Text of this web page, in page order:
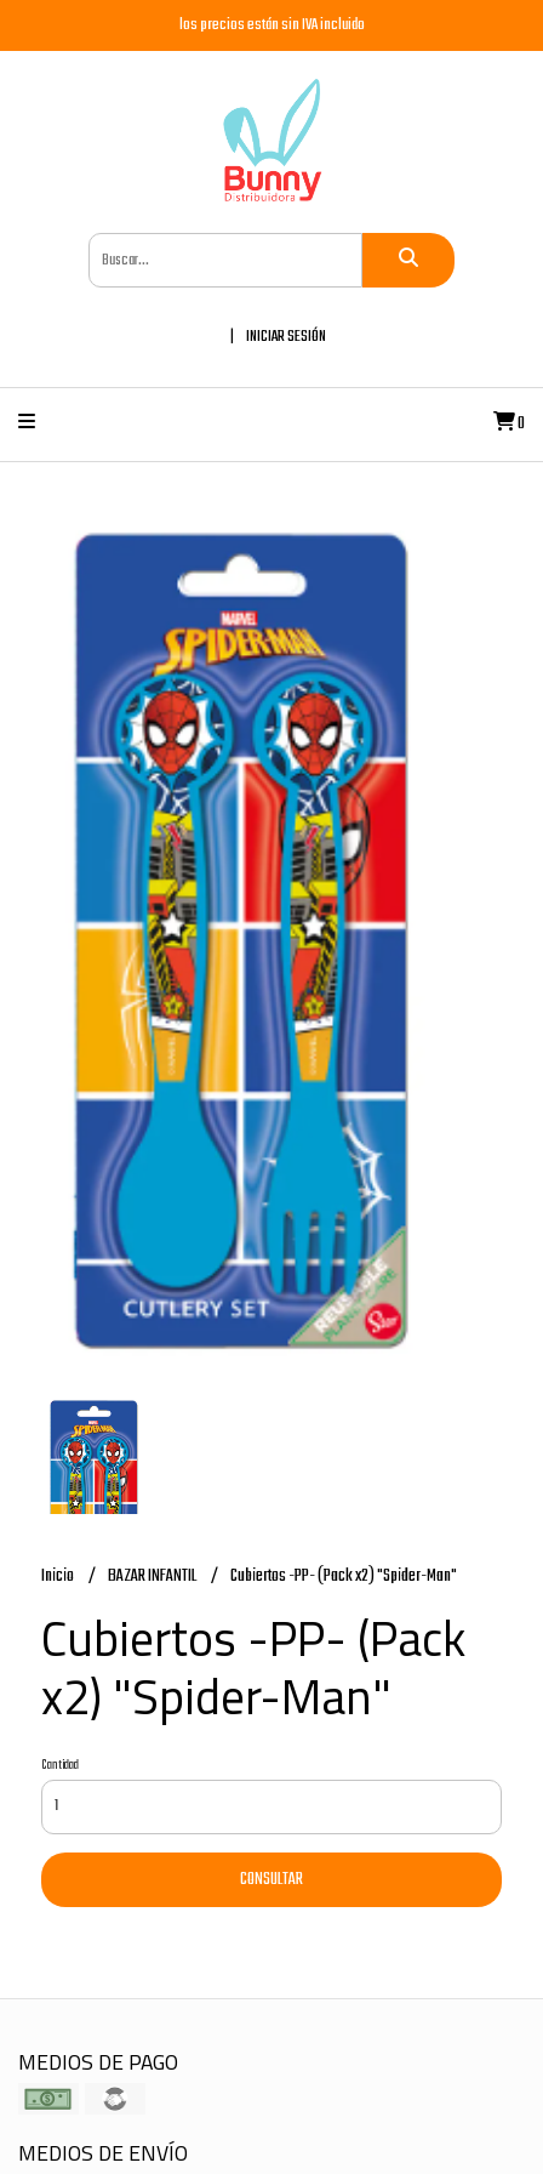
los precios están sin IVA incluido
INICIAR SESIÓN
0
Inicio BAZAR INFANTIL Cubiertos -PP- (Pack x2) "Spider-Man"
Cubiertos -PP- (Pack
x2) "Spider-Man"
Cantidad
CONSULTAR
MEDIOS DE PAGO
MEDIOS DE ENVÍO